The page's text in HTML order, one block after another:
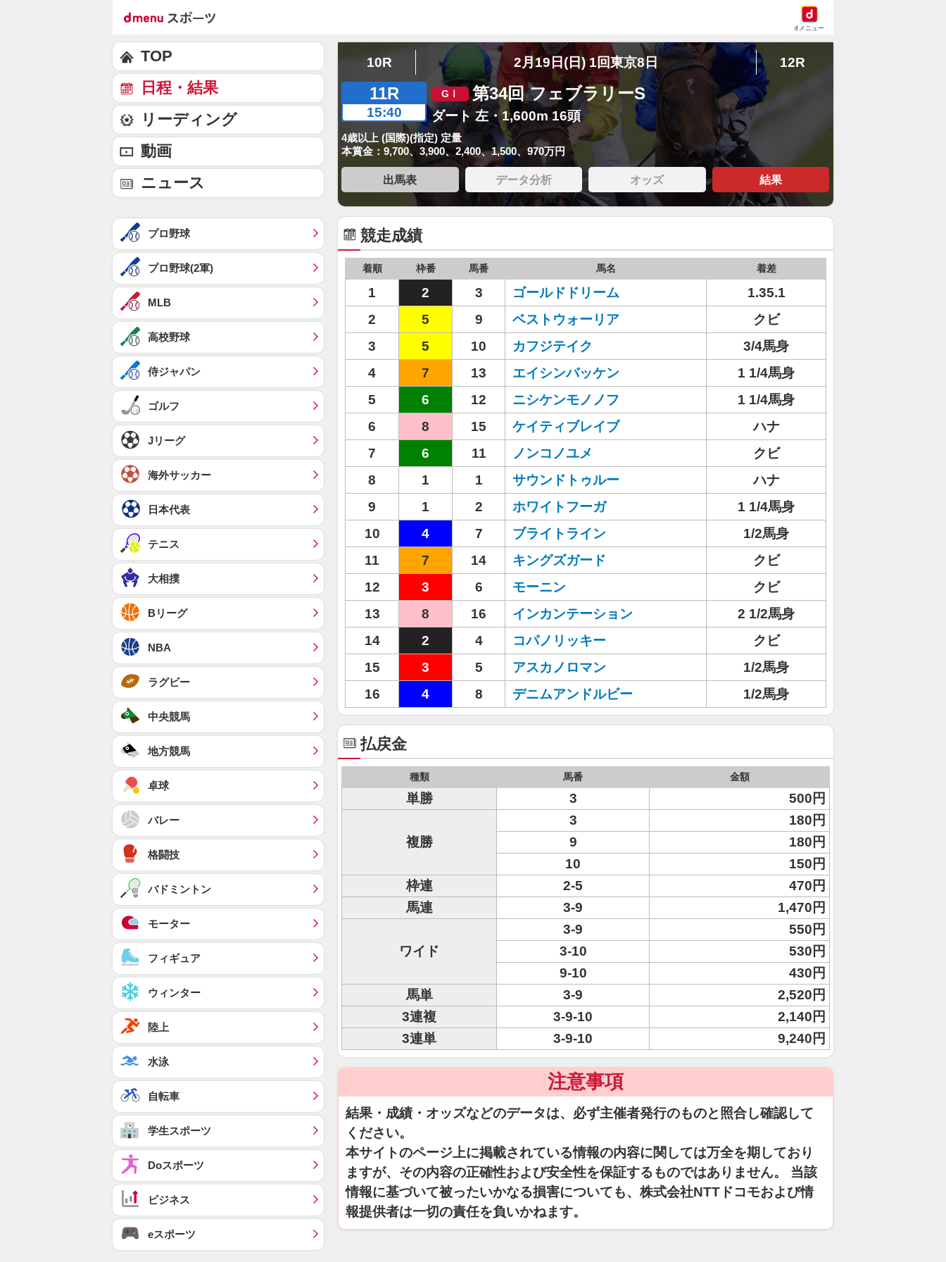
dメニュー
10R 2月19日(日) 1回東京8日 12R
11R
15:40
第34回 フェブラリーS
ダート 左・1,600m 16頭
4歳以上 (国際)(指定) 定量
本賞金：9,700、3,900、2,400、1,500、970万円
出馬表 データ分析 オッズ 結果
競走成績
着順 枠番 馬番 馬名 着差
1 2 3 ゴールドドリーム
1.35.1
2
5 9 ベストウォーリア
クビ
3
5 10 カフジテイク
3/4馬身
4
7 13 エイシンバッケン
1 1/4馬身
5
6 12 ニシケンモノノフ
1 1/4馬身
6
8 15 ケイティブレイブ
ハナ
7
6 11 ノンコノユメ
クビ
8
1 1 サウンドトゥルー
ハナ
9
1 2 ホワイトフーガ
1 1/4馬身
10
4 7 ブライトライン
1/2馬身
11
7 14 キングズガード
クビ
12
3 6 モーニン
クビ
13
8 16 インカンテーション
2 1/2馬身
14
2 4 コパノリッキー
クビ
15
3 5 アスカノロマン
1/2馬身
16
4 8 デニムアンドルビー 1/2馬身
払戻金
種類 馬番 金額
単勝 3 500円
複勝
3
180円
9
180円
10
150円
枠連
2-5
470円
馬連
3-9 1,470円
ワイド
3-9
550円
3-10
530円
9-10
430円
馬単
3-9
2,520円
3連複
3-9-10
2,140円
3連単
3-9-10 9,240円
注意事項
結果・成績・オッズなどのデータは、必ず主催者発行のものと照合し確認して
ください。
本サイトのページ上に掲載されている情報の内容に関しては万全を期しており
ますが、その内容の正確性および安全性を保証するものではありません。 当該
情報に基づいて被ったいかなる損害についても、株式会社NTTドコモおよび情
報提供者は一切の責任を負いかねます。
TOP
日程・結果
リーディング
動画
ニュース
プロ野球
プロ野球(2軍)
MLB
高校野球
侍ジャパン
ゴルフ
Jリーグ
海外サッカー
日本代表
テニス
大相撲
Bリーグ
NBA
ラグビー
中央競馬
地方競馬
卓球
バレー
格闘技
バドミントン
モーター
フィギュア
ウィンター
陸上
水泳
自転車
学生スポーツ
Doスポーツ
ビジネス
eスポーツ